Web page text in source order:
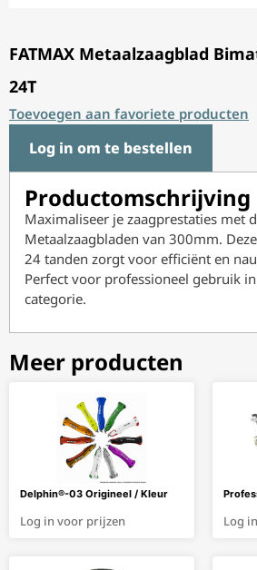
FATMAX Metaalzaagblad
24T
Toevoegen aan favoriete producten
Log in om te bestellen
Productomschrijving
Maximaliseer je zaagprestaties met
Metaalzaagbladen van 300mm.
24 tanden zorgt voor efficiënt en
Perfect voor professioneel gebruik
categorie.
Meer producten
Delphin®-03 Origineel / Kleur
Log in voor prijzen Log